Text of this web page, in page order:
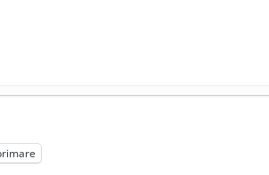
Ucrainei, Volodymyr Zelensky
2026
Octavian Goga, înlăturat din Iași